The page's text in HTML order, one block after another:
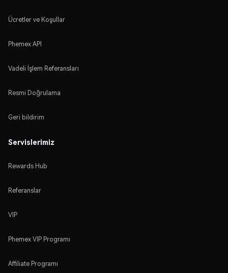
Ücretler ve Koşullar
Phemex API
Vadeli İşlem Referansları
Resmi Doğrulama
Geri bildirim
Servislerimiz
Rewards Hub
Referanslar
VIP
Phemex VIP Programı
Affiliate Programı